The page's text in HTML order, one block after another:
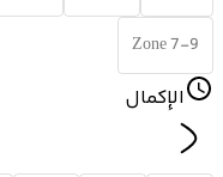
Zone 7-9
الإكمال